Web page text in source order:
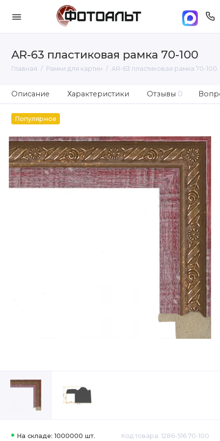
AR-63 пластиковая рамка 70-100
Главная Рамки для картин AR-63 пластиковая рамка 70-100
Описание Характеристики Отзывы 0
Популярное
На складе: 1000000 шт. Код товара: 1286-516 70-100